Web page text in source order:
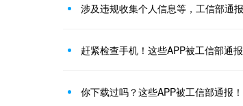
涉及违规收集个人信息等，工信部通
赶紧检查手机！这些APP被工信部通报
你下载过吗？这些APP被工信部通报！